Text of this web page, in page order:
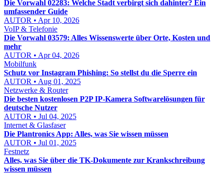
Die Vorwahl 02283: Welche Stadt verbirgt sich dahinter? Ein
umfassender Guide
AUTOR • Apr 10, 2026
VoIP & Telefonie
Die Vorwahl 03579: Alles Wissenswerte über Orte, Kosten und
mehr
AUTOR • Apr 04, 2026
Mobilfunk
Schutz vor Instagram Phishing: So stellst du die Sperre ein
AUTOR • Aug 01, 2025
Netzwerke & Router
Die besten kostenlosen P2P IP-Kamera Softwarelösungen für
deutsche Nutzer
AUTOR • Jul 04, 2025
Internet & Glasfaser
Die Plantronics App: Alles, was Sie wissen müssen
AUTOR • Jul 01, 2025
Festnetz
Alles, was Sie über die TK-Dokumente zur Krankschreibung
wissen müssen